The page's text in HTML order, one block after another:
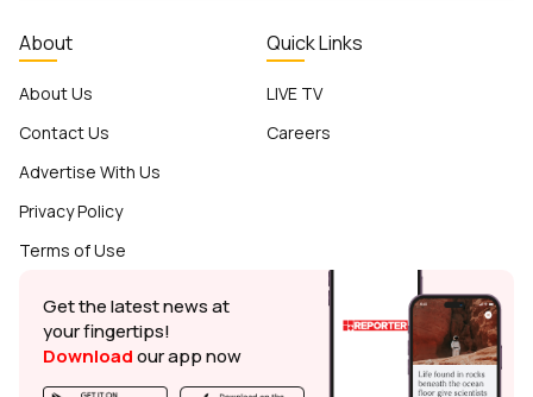
About
About Us
Contact Us
Advertise With Us
Privacy Policy
Terms of Use
Quick Links
LIVE TV
Careers
Get the latest news at
your fingertips!
Downloadour app now